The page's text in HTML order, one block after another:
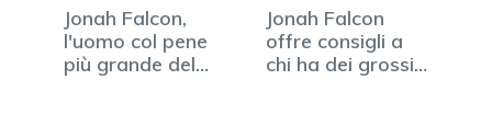
Jonah Falcon,
l'uomo col pene
più grande del
Jonah Falcon
offre consigli a
chi ha dei grossi